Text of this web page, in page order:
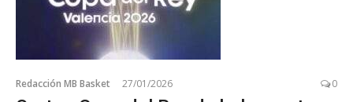
Redacción MB Basket 27/01/2026 0